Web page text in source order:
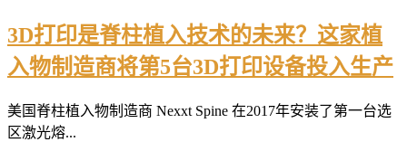
3D打印是脊柱植入技术的未来？这家植
入物制造商将第5台3D打印设备投入生产
美国脊柱植入物制造商 Nexxt Spine 在2017年安装了第一台选
区激光熔...